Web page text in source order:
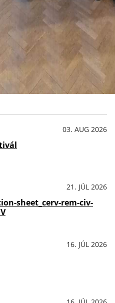
03. AUG 2026
21. JÚL 2026
sheet_cerv-rem-civ-
16. JÚL 2026